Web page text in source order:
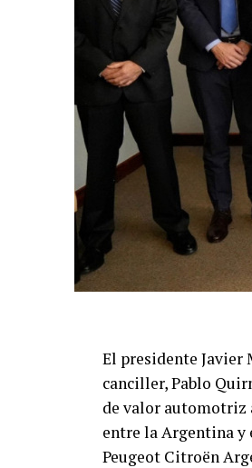
El presidente Javier
canciller, Pablo
de valor automotriz
entre la Argentina y
Peugeot Citroën